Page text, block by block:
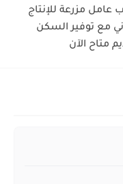
عامل مزرعة للإنتاج
مع توفير السكن
متاح الآن